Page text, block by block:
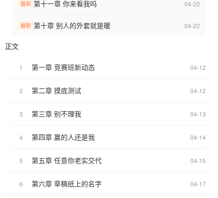
最新 第十一章 你来看我吗 04-22
最新 第十章 别人的外套就是暖 04-22
正文
1 第一章 竞赛班新动态 04-12
2 第二章 摸底测试 04-12
3 第三章 别不理我 04-13
4 第四章 赢的人还是我 04-14
5 第五章 任意你老实交代 04-15
6 第六章 草稿纸上的名字 04-17